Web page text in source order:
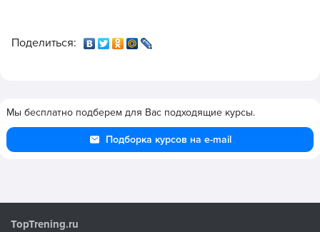
Поделиться:
Мы бесплатно подберем для Вас подходящие курсы.
Подборка курсов на e-mail
TopTrening.ru